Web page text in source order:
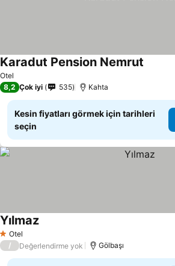
Otel
Karadut Pension Nemrut
8,2 Çok iyi 535 Kahta
Kesin fiyatları görmek için tarihleri
seçin
1 Yıldız
Otel
YılmazFiyatları görün
/ Değerlendirme yok Gölbaşı